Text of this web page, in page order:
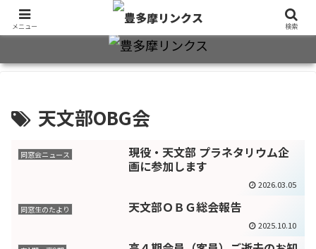
旧制十三中・都立豊多摩高卒業生2万7千人のための同窓会公式サイト
天文部OBG会
同窓会ニュース
現役・天文部 プラネタリウム企
画に参加します
2026.03.05
同窓生のたより 天文部ＯＢＧ総会報告
2025.10.10
メニュー 検索